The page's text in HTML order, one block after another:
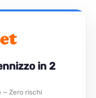
in 2
— Zero rischi